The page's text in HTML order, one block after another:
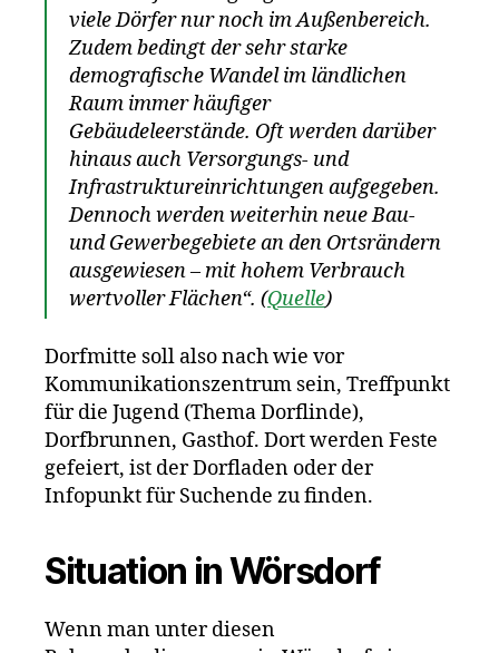
viele Dörfer nur noch im Außenbereich.
Zudem bedingt der sehr starke
demografische Wandel im ländlichen
Raum immer häufiger
Gebäudeleerstände. Oft werden darüber
hinaus auch Versorgungs- und
Infrastruktureinrichtungen aufgegeben.
Dennoch werden weiterhin neue Bau-
und Gewerbegebiete an den Ortsrändern
ausgewiesen – mit hohem Verbrauch
wertvoller Flächen“. (Quelle)
Dorfmitte soll also nach wie vor
Kommunikationszentrum sein, Treffpunkt
für die Jugend (Thema Dorflinde),
Dorfbrunnen, Gasthof. Dort werden Feste
gefeiert, ist der Dorfladen oder der
Infopunkt für Suchende zu finden.
Situation in Wörsdorf
Wenn man unter diesen